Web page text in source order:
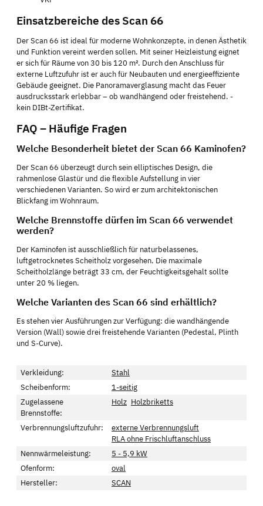
Einsatzbereiche des Scan 66
Der Scan 66 ist ideal für moderne Wohnkonzepte, in denen Ästhetik
und Funktion vereint werden sollen. Mit seiner Heizleistung eignet
er sich für Räume von 30 bis 120 m². Durch den Anschluss für
externe Luftzufuhr ist er auch für Neubauten und energieeffiziente
Gebäude geeignet. Die Panoramaverglasung macht das Feuer
ausdrucksstark erlebbar – ob wandhängend oder freistehend. -
kein DIBt-Zertifikat.
FAQ – Häufige Fragen
Welche Besonderheit bietet der Scan 66 Kaminofen?
Der Scan 66 überzeugt durch sein elliptisches Design, die
rahmenlose Glastür und die flexible Aufstellung in vier
verschiedenen Varianten. So wird er zum architektonischen
Blickfang im Wohnraum.
Welche Brennstoffe dürfen im Scan 66 verwendet
werden?
Der Kaminofen ist ausschließlich für naturbelassenes,
luftgetrocknetes Scheitholz vorgesehen. Die maximale
Scheitholzlänge beträgt 33 cm, der Feuchtigkeitsgehalt sollte
unter 20 % liegen.
Welche Varianten des Scan 66 sind erhältlich?
Es stehen vier Ausführungen zur Verfügung: die wandhängende
Version (Wall) sowie drei freistehende Varianten (Pedestal, Plinth
und S-Curve).
Verkleidung:
Stahl
Scheibenform:
1-seitig
Zugelassene
Brennstoffe:
Holz Holzbriketts
Verbrennungsluftzufuhr:
externe Verbrennungsluft
RLA ohne Frischluftanschluss
Nennwärmeleistung:
5 - 5,9 kW
Ofenform:
oval
Hersteller:
SCAN